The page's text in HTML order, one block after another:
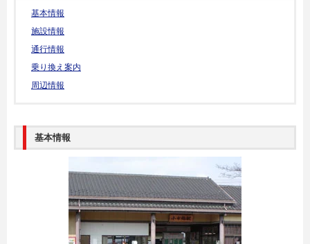
基本情報
施設情報
通行情報
乗り換え案内
周辺情報
基本情報